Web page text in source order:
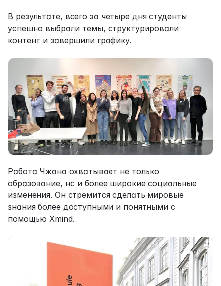
В результате, всего за четыре дня студенты
успешно выбрали темы, структурировали
контент и завершили графику.
Работа Чжана охватывает не только
образование, но и более широкие социальные
изменения. Он стремится сделать мировые
знания более доступными и понятными с
помощью Xmind.